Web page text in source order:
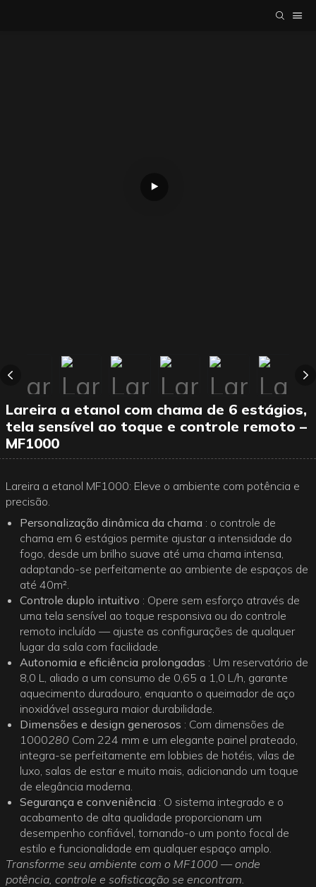
Lareira a etanol com chama de 6 estágios,
tela sensível ao toque e controle remoto –
MF1000
Lareira a etanol MF1000: Eleve o ambiente com potência e
precisão.
Personalização dinâmica da chama : o controle de
chama em 6 estágios permite ajustar a intensidade do
fogo, desde um brilho suave até uma chama intensa,
adaptando-se perfeitamente ao ambiente de espaços de
até 40m².
Controle duplo intuitivo : Opere sem esforço através de
uma tela sensível ao toque responsiva ou do controle
remoto incluído — ajuste as configurações de qualquer
lugar da sala com facilidade.
Autonomia e eficiência prolongadas : Um reservatório de
8,0 L, aliado a um consumo de 0,65 a 1,0 L/h, garante
aquecimento duradouro, enquanto o queimador de aço
inoxidável assegura maior durabilidade.
Dimensões e design generosos : Com dimensões de
1000280 Com 224 mm e um elegante painel prateado,
integra-se perfeitamente em lobbies de hotéis, vilas de
luxo, salas de estar e muito mais, adicionando um toque
de elegância moderna.
Segurança e conveniência : O sistema integrado e o
acabamento de alta qualidade proporcionam um
desempenho confiável, tornando-o um ponto focal de
estilo e funcionalidade em qualquer espaço amplo.
Transforme seu ambiente com o MF1000 — onde
potência, controle e sofisticação se encontram.